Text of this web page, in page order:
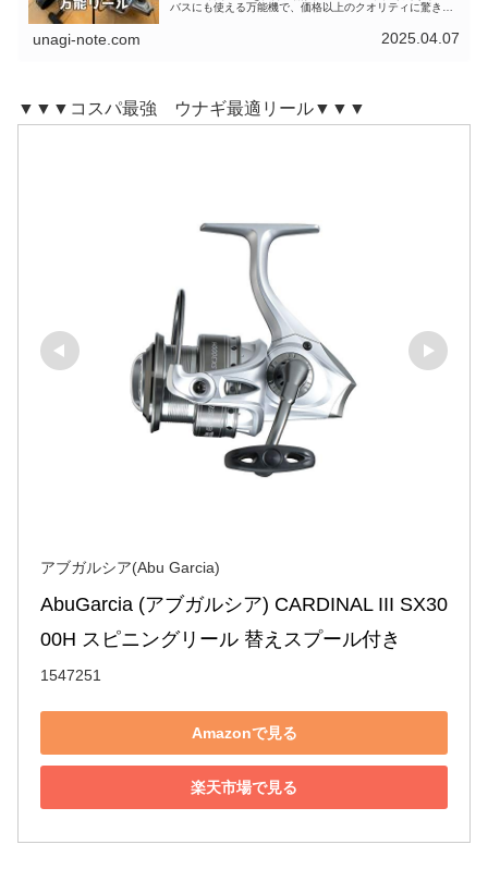
バスにも使える万能機で、価格以上のクオリティに驚き。
unagi-note.com 2025.04.07
▼▼▼コスパ最強 ウナギ最適リール▼▼▼
アブガルシア(Abu Garcia)
AbuGarcia (アブガルシア) CARDINAL III SX30
00H スピニングリール 替えスプール付き
1547251
Amazonで見る
楽天市場で見る